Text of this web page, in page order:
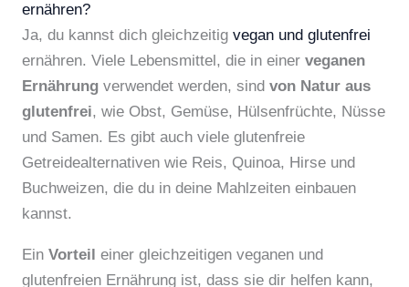
ernähren?
Ja, du kannst dich gleichzeitig vegan und glutenfrei
ernähren. Viele Lebensmittel, die in einer veganen
Ernährung verwendet werden, sind von Natur aus
glutenfrei, wie Obst, Gemüse, Hülsenfrüchte, Nüsse
und Samen. Es gibt auch viele glutenfreie
Getreidealternativen wie Reis, Quinoa, Hirse und
Buchweizen, die du in deine Mahlzeiten einbauen
kannst.
Ein Vorteil einer gleichzeitigen veganen und
glutenfreien Ernährung ist, dass sie dir helfen kann,